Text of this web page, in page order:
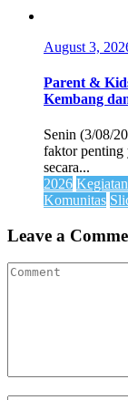
August 3,
Parent &
Kembang
Senin (3/08/
faktor penting
secara...
2026 Kegiatan
Komunitas
Leave a